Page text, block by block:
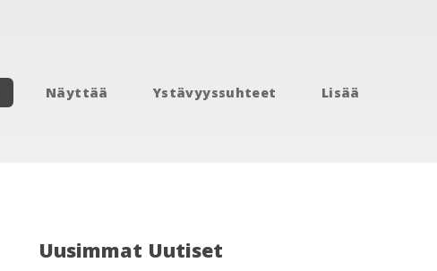
Näyttää Ystävyyssuhteet Lisää
Uusimmat Uutiset